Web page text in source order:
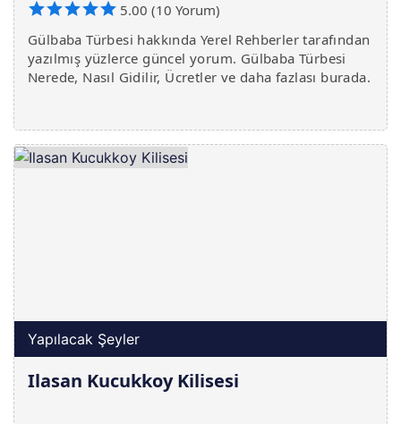
5.00 (10 Yorum)
Gülbaba Türbesi hakkında Yerel Rehberler tarafından
yazılmış yüzlerce güncel yorum. Gülbaba Türbesi
Nerede, Nasıl Gidilir, Ücretler ve daha fazlası burada.
Yapılacak Şeyler
Ilasan Kucukkoy Kilisesi